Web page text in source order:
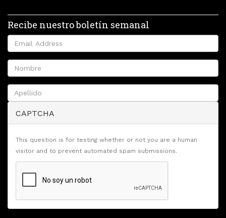
Recibe nuestro boletín semanal
CAPTCHA
This question is for testing whether or not you are a human
visitor and to prevent automated spam submissions.